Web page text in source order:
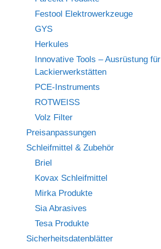
Festool Elektrowerkzeuge
GYS
Herkules
Innovative Tools – Ausrüstung für
Lackierwerkstätten
PCE-Instruments
ROTWEISS
Volz Filter
Preisanpassungen
Schleifmittel & Zubehör
Briel
Kovax Schleifmittel
Mirka Produkte
Sia Abrasives
Tesa Produkte
Sicherheitsdatenblätter